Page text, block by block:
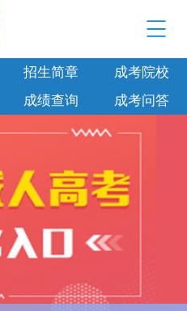
招生简章
成考院校
成绩查询 成考问答